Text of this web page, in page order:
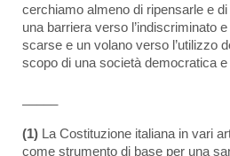
cerchiamo almeno di ripensarle e
una barriera verso l’indiscriminato
scarse e un volano verso l’utilizzo
scopo di una società democratica
(1) La Costituzione italiana in vari
come strumento di base per una